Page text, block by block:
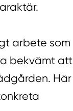
arbete som
bekvämt att
Här